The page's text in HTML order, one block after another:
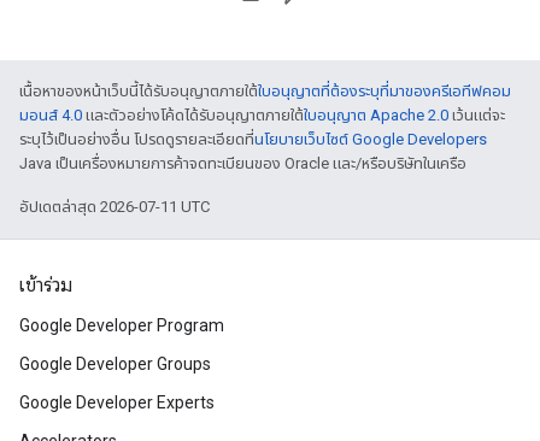
เนื้อหาของหน้าเว็บนี้ได้รับอนุญาตภายใต้ใบอนุญาตที่ต้องระบุที่มาของครีเอทีฟคอม
มอนส์ 4.0 และตัวอย่างโค้ดได้รับอนุญาตภายใต้ใบอนุญาต Apache 2.0 เว้นแต่จะ
ระบุไว้เป็นอย่างอื่น โปรดดูรายละเอียดที่นโยบายเว็บไซต์ Google Developers
Java เป็นเครื่องหมายการค้าจดทะเบียนของ Oracle และ/หรือบริษัทในเครือ
อัปเดตล่าสุด 2026-07-11 UTC
เข้าร่วม
Google Developer Program
Google Developer Groups
Google Developer Experts